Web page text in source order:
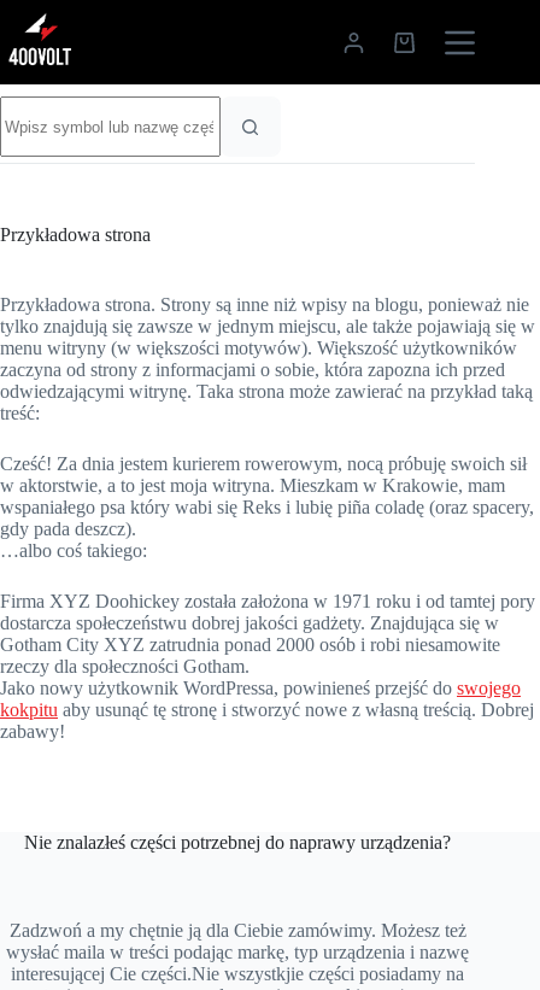
Przejdź
treści
Koszyk
wyników
Przykładowa strona
Przykładowa strona. Strony są inne niż wpisy na blogu, ponieważ nie
tylko znajdują się zawsze w jednym miejscu, ale także pojawiają się w
menu witryny (w większości motywów). Większość użytkowników
zaczyna od strony z informacjami o sobie, która zapozna ich przed
odwiedzającymi witrynę. Taka strona może zawierać na przykład taką
treść:
Cześć! Za dnia jestem kurierem rowerowym, nocą próbuję swoich sił
w aktorstwie, a to jest moja witryna. Mieszkam w Krakowie, mam
wspaniałego psa który wabi się Reks i lubię piña coladę (oraz spacery,
gdy pada deszcz).
…albo coś takiego:
Firma XYZ Doohickey została założona w 1971 roku i od tamtej pory
dostarcza społeczeństwu dobrej jakości gadżety. Znajdująca się w
Gotham City XYZ zatrudnia ponad 2000 osób i robi niesamowite
rzeczy dla społeczności Gotham.
Jako nowy użytkownik WordPressa, powinieneś przejść do swojego
kokpitu aby usunąć tę stronę i stworzyć nowe z własną treścią. Dobrej
zabawy!
Nie znalazłeś części potrzebnej do naprawy urządzenia?
Zadzwoń a my chętnie ją dla Ciebie zamówimy. Możesz też
wysłać maila w treści podając markę, typ urządzenia i nazwę
interesującej Cie części.Nie wszystkjie części posiadamy na